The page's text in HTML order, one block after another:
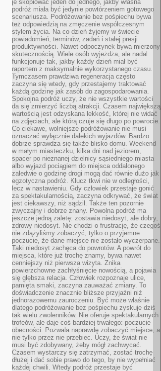
je skopiować jeden do jednego, jakby własna
podróż miała być jedynie powtórzeniem gotowego
scenariusza. Podróżowanie bez pośpiechu bywa
też odpowiedzią na zmęczenie współczesnym
stylem życia. Na co dzień żyjemy w świecie
powiadomień, terminów, zadań i stałej presji
produktywności. Nawet odpoczynek bywa mierzony
skutecznością. Wiele osób wyjeżdża, ale nadal
funkcjonuje tak, jakby każdy dzień miał być
raportem z maksymalnie wykorzystanego czasu.
Tymczasem prawdziwa regeneracja często
zaczyna się wtedy, gdy przestajemy traktować
każdą godzinę jak zasób do zagospodarowania.
Spokojna podróż uczy, że nie wszystkie wartości
da się zmierzyć liczbą atrakcji. Czasem największą
wartością jest odzyskana lekkość, której nie widać
na zdjęciach, ale którą czuje się długo po powrocie.
Co ciekawe, wolniejsze podróżowanie nie musi
oznaczać wyłącznie dalekich wyjazdów. Bardzo
dobrze sprawdza się także blisko domu. Weekend
w małym miasteczku, kilka dni nad jeziorem,
spacer po nieznanej dzielnicy sąsiedniego miasta
albo wyjazd pociągiem do miejsca oddalonego
zaledwie o godzinę drogi mogą dać równie dużo jak
egzotyczna podróż. Klucz tkwi nie w odległości,
lecz w nastawieniu. Gdy człowiek przestaje gonić
za spektakularnością, zaczyna odkrywać, że świat
jest ciekawszy, niż sądził. Także ten pozornie
zwyczajny i dobrze znany. Powolna podróż ma
jeszcze jedną zaletę: zostawia niedosyt, ale dobry,
zdrowy niedosyt. Nie chodzi o frustrację, że czegoś
nie zdążyliśmy zobaczyć, tylko o przyjemne
poczucie, że dane miejsce nie zostało wyczerpane.
Taki niedosyt zachęca do powrotów. A powrót do
miejsca, które już trochę znamy, bywa nawet
cenniejszy niż pierwsza wizyta. Znika
powierzchowne zachłyśnięcie nowością, a pojawia
się głębsza relacja. Człowiek rozpoznaje ulice,
pamięta smaki, zaczyna zauważać zmiany. To
doświadczenie znacznie bliższe przyjaźni niż
jednorazowemu zauroczeniu. Być może właśnie
dlatego podróżowanie bez pośpiechu zyskuje dziś
tak wielu zwolenników. Nie oferuje spektakularnych
trofeów, ale daje coś bardziej trwałego: poczucie
obecności. Pozwala naprawdę zobaczyć miejsce, a
nie tylko przez nie przebiec. Uczy, że świat nie
musi być zdobywany, żeby mógł zachwycać.
Czasem wystarczy się zatrzymać, zostać trochę
dłużej i dać sobie prawo do tego, by nie wypełniać
każdej chwili. Wtedy podróż przestaje być